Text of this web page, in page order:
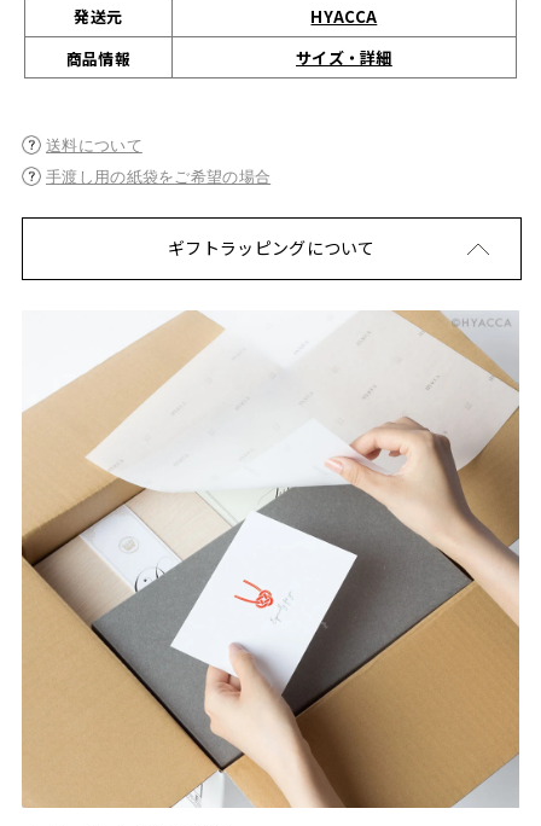
発送元
HYACCA
商品情報
サイズ・詳細
送料について
手渡し用の紙袋をご希望の場合
ギフトラッピングについて